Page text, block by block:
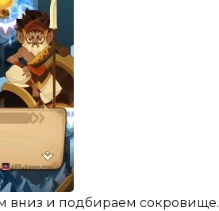
вниз и подбираем сокровище.